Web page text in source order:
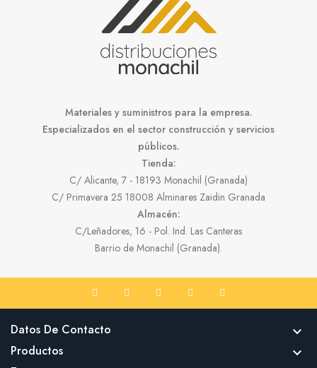
Materiales y suministros para la empresa.
Especializados en el sector construcción y servicios
públicos.
Tienda:
C/ Alicante, 7 - 18193 Monachil (Granada)
C/ Primavera 25 18008 Alminares Zaidin Granada
Almacén:
C/Leñadores, 16 - Pol. Ind. Las Canteras
Barrio de Monachil (Granada).
Datos De Contacto 
Productos 